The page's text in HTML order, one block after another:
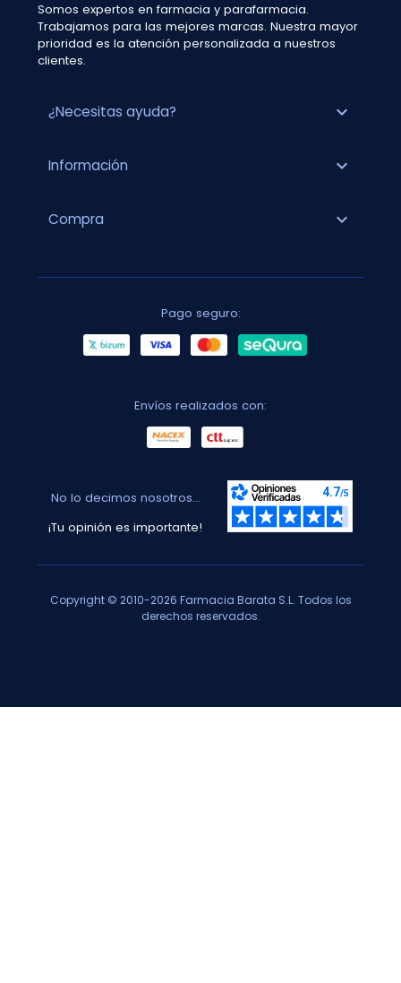
Somos expertos en farmacia y parafarmacia.
Trabajamos para las mejores marcas. Nuestra mayor
prioridad es la atención personalizada a nuestros
clientes.
¿Necesitas ayuda? expand_more
Información expand_more
Compra expand_more
Pago seguro:
Envíos realizados con:
No lo decimos nosotros...
¡Tu opinión es importante!
Copyright © 2010-2026 Farmacia Barata S.L. Todos los
derechos reservados.